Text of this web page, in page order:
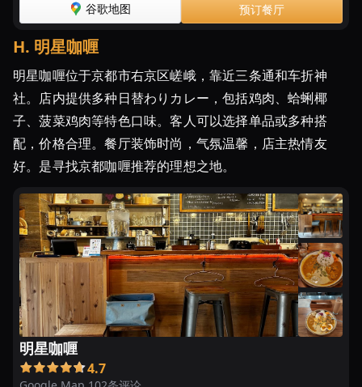
谷歌地图 预订餐厅
H. 明星咖喱
明星咖喱位于京都市右京区嵯峨，靠近三条通和车折神
社。店内提供多种日替わりカレー，包括鸡肉、蛤蜊椰
子、菠菜鸡肉等特色口味。客人可以选择单品或多种搭
配，价格合理。餐厅装饰时尚，气氛温馨，店主热情友
好。是寻找京都咖喱推荐的理想之地。
明星咖喱
4.7